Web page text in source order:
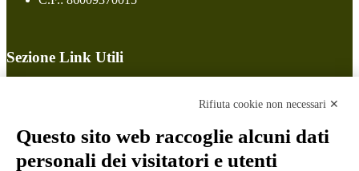
Sezione Link Utili
Ufficio Relazioni con il Pubblico
Dichiarazione di accessibilità
Obiettivi di accessibilità
Rifiuta cookie non necessari ✕
Questo sito web raccoglie alcuni dati
personali dei visitatori e utenti